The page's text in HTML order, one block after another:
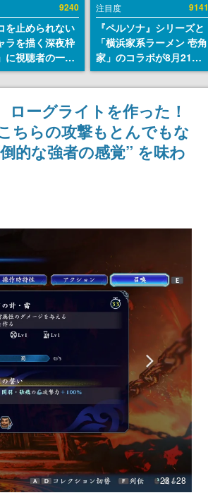
9240
を止められない
ラを描く深夜枠
に視聴者の一部
意見。違法薬物
思しき描写も含
が議論を交わ
注目度 9141
『ペルソナ』シリーズと
「横浜家系ラーメン 壱角
家」のコラボが8月21日
から開催。”はがくれ”風
とんこつラーメンや、お
いしく食べられるカレー
ラーメンがラインナップ
ローグライトを作った！
ちらの攻撃もとんでもな
的な強者の感覚” を味わ
23 / 28